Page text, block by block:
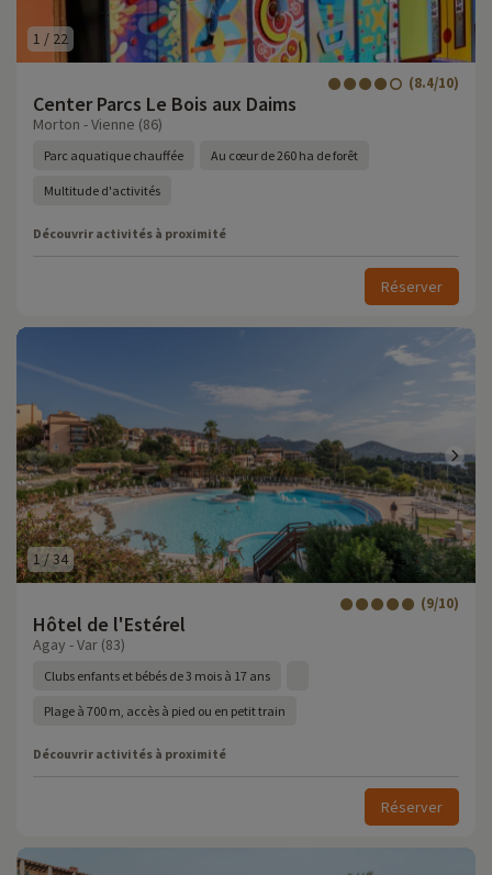
1 / 22
Center Parcs Le Bois aux Daims
(8.4/10)
Morton - Vienne (86)
Parc aquatique chauffée Au cœur de 260 ha de forêt
Multitude d'activités
Découvrir activités à proximité
Réserver
1 /34
Hôtel de l'Estérel
(9/10)
Agay - Var (83)
Clubs enfants et bébés de 3 mois à 17 ans
Plage à 700 m, accès à pied ou en petit train
Découvrir activités à proximité
Réserver